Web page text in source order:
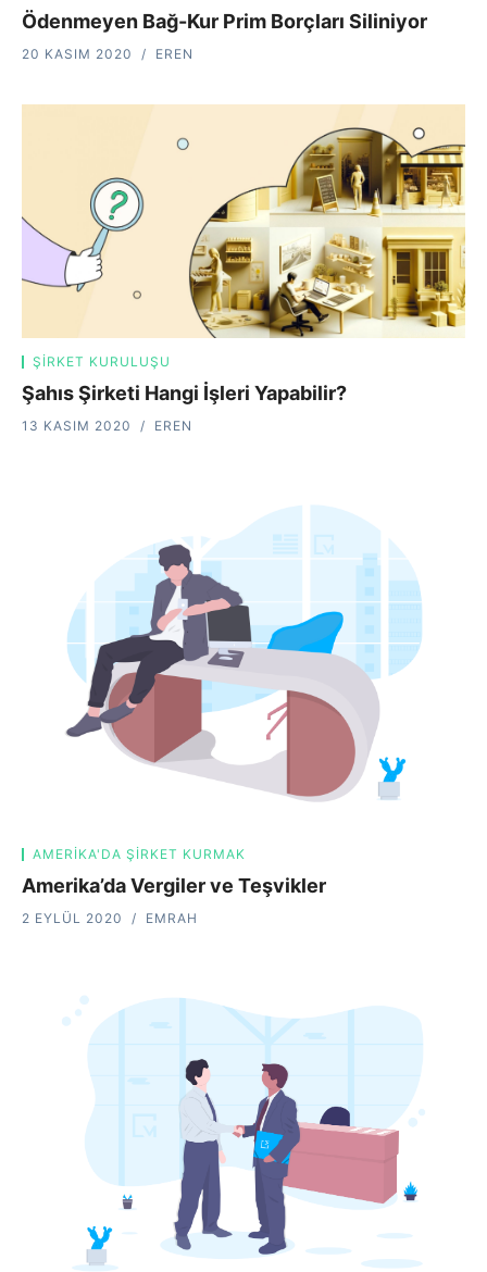
Ödenmeyen Bağ-Kur Prim Borçları Siliniyor
20 KASIM 2020 EREN
ŞIRKET KURULUŞU
Şahıs Şirketi Hangi İşleri Yapabilir?
13 KASIM 2020 EREN
AMERIKA'DA ŞIRKET KURMAK
Amerika’da Vergiler ve Teşvikler
2 EYLÜL 2020 EMRAH